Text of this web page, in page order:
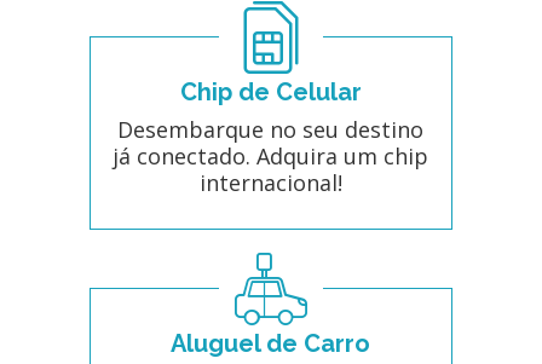
Chip de Celular
Desembarque no seu destino
já conectado. Adquira um chip
internacional!
Aluguel de Carro